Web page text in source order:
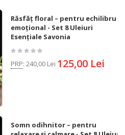
Răsfăț floral – pentru echilibru
emoțional - Set 8 Uleiuri
Esențiale Savonia
PRP: 240,00 Lei 125,00 Lei
Somn odihnitor – pentru